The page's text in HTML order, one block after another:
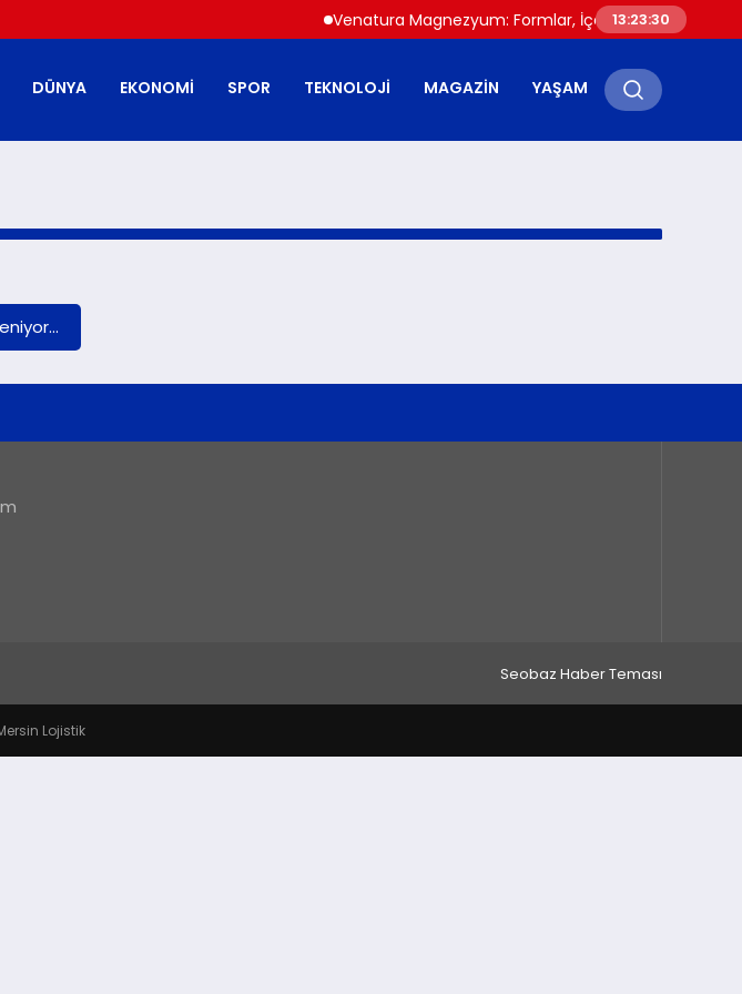
Venatura Magnezyum: Formlar, İçerik ve Kullanım
13:23:30
DÜNYA EKONOMI SPOR TEKNOLOJI MAGAZIN YAŞAM
Seobaz Haber Teması
Lojistik